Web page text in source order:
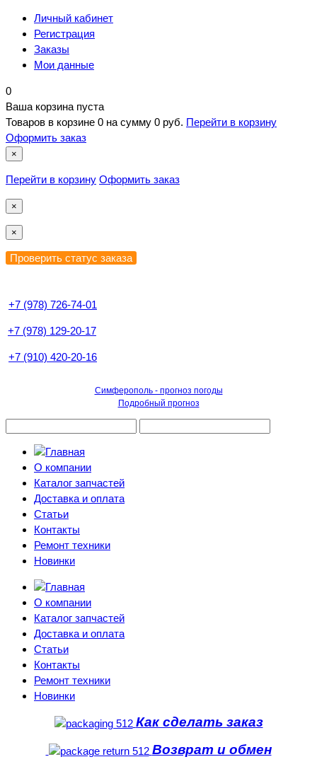
Личный кабинет
Регистрация
Заказы
Мои данные
0
Ваша корзина пуста
Товаров в корзине 0 на сумму 0 руб. Перейти в корзину
Оформить заказ
×
Перейти в корзину Оформить заказ
×
×
+7 (978) 726-74-01
+7 (978) 129-20-17
+7 (910) 420-20-16
Симферополь - прогноз погоды
Подробный прогноз
О компании
Каталог запчастей
Доставка и оплата
Статьи
Контакты
Ремонт техники
Новинки
О компании
Каталог запчастей
Доставка и оплата
Статьи
Контакты
Ремонт техники
Новинки
Как сделать заказ
Возврат и обмен